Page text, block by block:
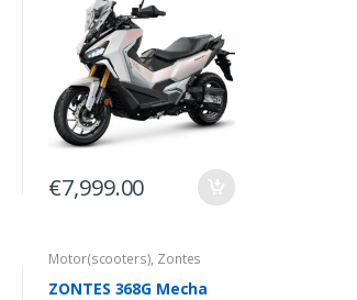
€7,999.00
Motor(scooters), Zontes
ZONTES 368G Mecha